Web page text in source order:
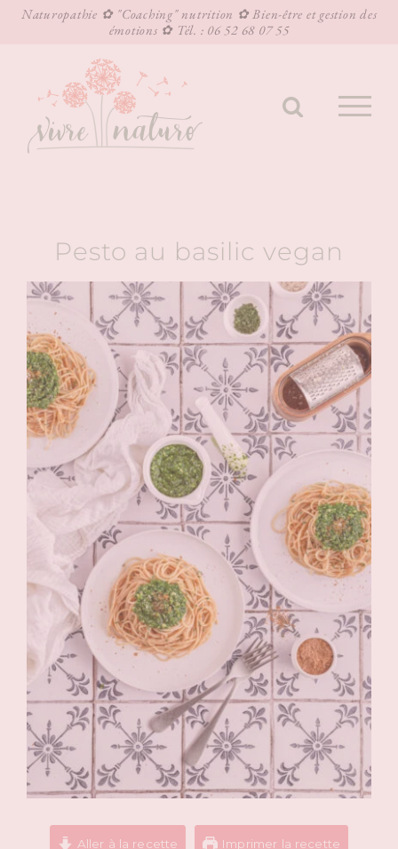
Naturopathie ✿ "Coaching" nutrition ✿ Bien-être et gestion des
émotions ✿ Tél. : 06 52 68 07 55
contenu
Pesto au basilic vegan
Aller à la recette Imprimer la recette